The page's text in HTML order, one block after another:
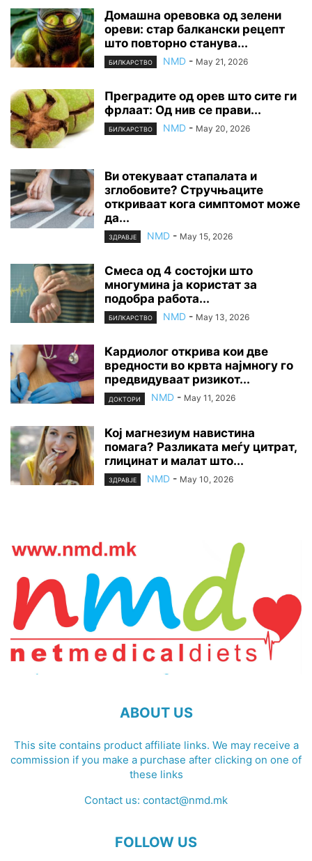
Домашна оревовка од зелени
ореви: стар балкански рецепт
што повторно станува...
БИЛКАРСТВО NMD - May 21, 2026
Преградите од орев што сите ги
фрлаат: Од нив се прави...
БИЛКАРСТВО NMD - May 20, 2026
Ви отекуваат стапалата и
зглобовите? Стручњаците
откриваат кога симптомот може
да...
ЗДРАВЈЕ NMD - May 15, 2026
Смеса од 4 состојки што
многумина ја користат за
подобра работа...
БИЛКАРСТВО NMD - May 13, 2026
Кардиолог открива кои две
вредности во крвта најмногу го
предвидуваат ризикот...
ДОКТОРИ NMD - May 11, 2026
Кој магнезиум навистина
помага? Разликата меѓу цитрат,
глицинат и малат што...
ЗДРАВЈЕ NMD - May 10, 2026
ABOUT US
This site contains product affiliate links. We may receive a
commission if you make a purchase after clicking on one of
these links
Contact us: contact@nmd.mk
FOLLOW US